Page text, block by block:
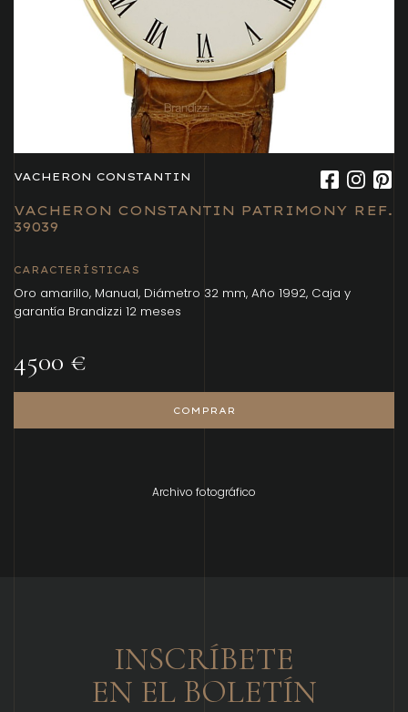
VACHERON CONSTANTIN
VACHERON CONSTANTIN PATRIMONY REF.
39039
CARACTERÍSTICAS
Oro amarillo, Manual, Diámetro 32 mm, Año 1992, Caja y
garantía Brandizzi 12 meses
4500 €
COMPRAR
Archivo fotográfico
INSCRÍBETE
EN EL BOLETÍN